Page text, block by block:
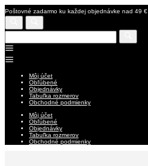
Poštovné zadarmo ku každej objednávke nad 49 €
Môj účet
Obľúbené
Objednávky
Tabuľka rozmerov
Obchodné podmienky
Môj účet
Obľúbené
Objednávky
Tabuľka rozmerov
Obchodné podmienky